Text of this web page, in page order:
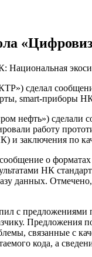
Национальная
сообщение о
smart-приборы
нефть») сделали
работу
заключения по
о
НК
данных.
предложениями по
связанные с
кода, а